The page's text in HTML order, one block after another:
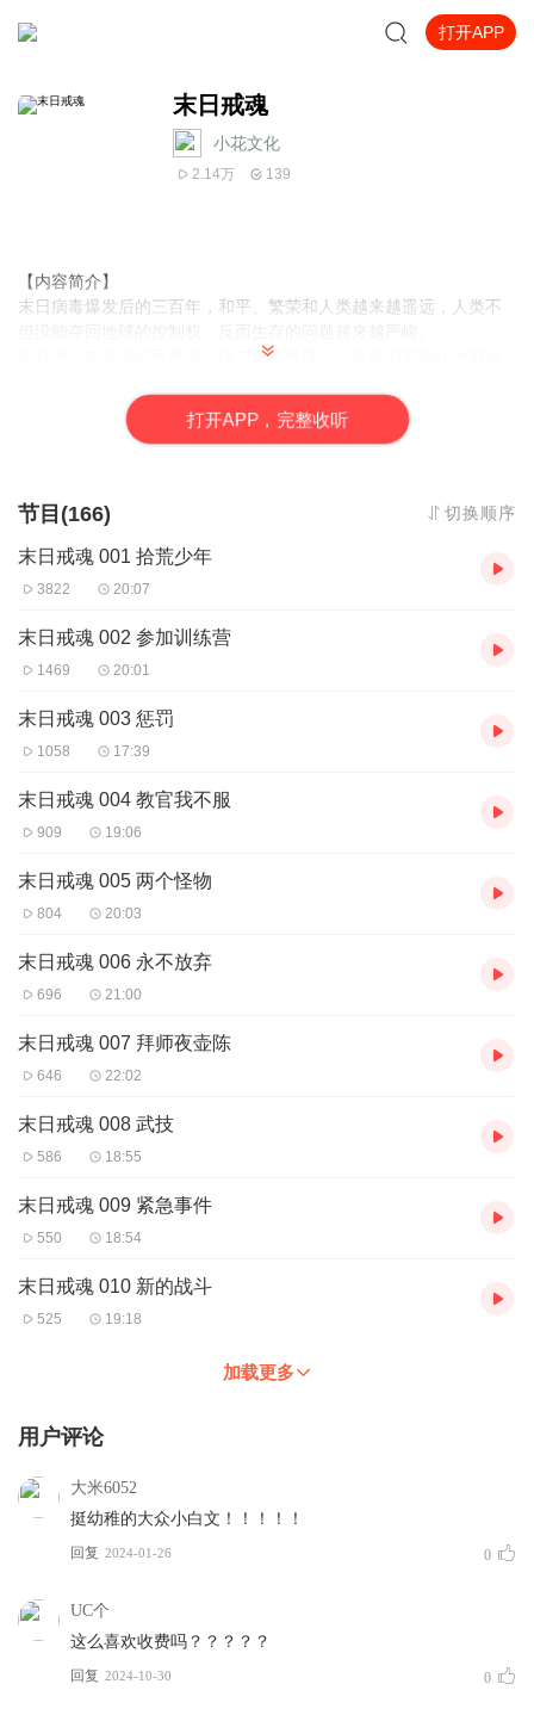
打开APP
末日戒魂
小花文化
2.14万 139
【内容简介】
末日病毒爆发后的三百年，和平、繁荣和人类越来越遥远，人类不
幸存者活在高高的巨壁内，建立新的秩序。三百年的安稳让大部分
暗斗，却不知危机已经靠近。
主播：小花电台
【购买须知】
1、本作品为付费有声书，前32集为免费试听，购买成功后，即可收
2、版权归原作者所有，严禁翻录成任何形式，严禁在任何第三方平
面分享至微信内使用微信支付完成购买。
4、在购买过程中，如果您有任何问题，可以按以下步骤咨询在线客
服：
第二步：如果您无法联系上APP内在线客服，可关注【喜马拉雅
APP】公众号，通过下方菜单栏里【我的-在线客服】咨询在线客
第三步：如果在线客服都未取得联系，也可拨打客服电话：400-
838-5616
打开APP，完整收听
节目(166) 切换顺序
末日戒魂 001 拾荒少年
3822 20:07
末日戒魂 002 参加训练营
1469 20:01
末日戒魂 003 惩罚
1058 17:39
末日戒魂 004 教官我不服
909 19:06
末日戒魂 005 两个怪物
804 20:03
末日戒魂 006 永不放弃
696 21:00
末日戒魂 007 拜师夜壶陈
646 22:02
末日戒魂 008 武技
586 18:55
末日戒魂 009 紧急事件
550 18:54
末日戒魂 010 新的战斗
525 19:18
加载更多
用户评论
大米6052
挺幼稚的大众小白文！！！！！
回复 2024-01-26 0
UC个
这么喜欢收费吗？？？？？
回复 2024-10-30 0